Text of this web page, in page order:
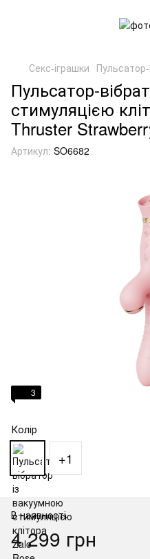
Секс-іграшки
Пульсатор-
стимуляцією
Thruster
Артикул: SO6682
3
Колір
+1
В наявності
4 299 грн